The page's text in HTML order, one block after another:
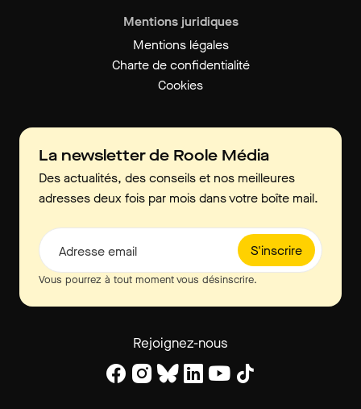
Mentions juridiques
Mentions légales
Charte de confidentialité
Cookies
La newsletter de Roole Média
Des actualités, des conseils et nos meilleures
adresses deux fois par mois dans votre boîte mail.
S'inscrire
Adresse email
Vous pourrez à tout moment vous désinscrire.
Rejoignez-nous